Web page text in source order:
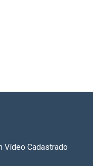
Vídeo Cadastrado